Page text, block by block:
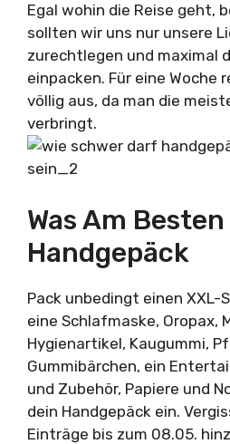
Egal wohin die Reise geht,
sollten wir uns nur unsere
zurechtlegen und maximal
einpacken. Für eine Woche
völlig aus, da man die
verbringt.
Was Am
Handgepäck
Pack unbedingt einen XXL-
eine Schlafmaske, Oropax,
Hygienartikel, Kaugummi,
Gummibärchen, ein
und Zubehör, Papiere und
dein Handgepäck ein.
Einträge bis zum 08.05.